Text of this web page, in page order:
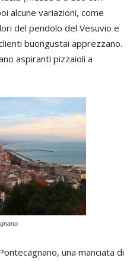
alcune variazioni, come
del pendolo del Vesuvio e
buongustai apprezzano.
aspiranti pizzaioli a
una manciata di